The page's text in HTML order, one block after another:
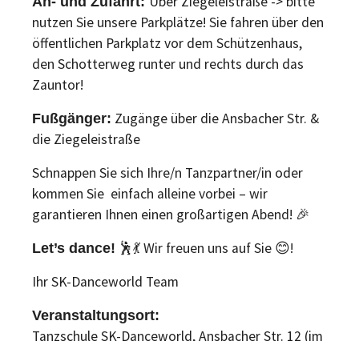
nutzen Sie unsere Parkplätze! Sie fahren über den
öffentlichen Parkplatz vor dem Schützenhaus,
den Schotterweg runter und rechts durch das
Zauntor!
Fußgänger: Zugänge über die Ansbacher Str. &
die Ziegeleistraße
Schnappen Sie sich Ihre/n Tanzpartner/in oder
kommen Sie einfach alleine vorbei – wir
garantieren Ihnen einen großartigen Abend! 🎉
Let’s dance! 🕺💃 Wir freuen uns auf Sie 😊!
Ihr SK-Danceworld Team
Veranstaltungsort:
Tanzschule SK-Danceworld, Ansbacher Str. 12 (im